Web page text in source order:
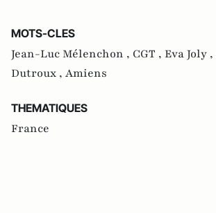
MOTS-CLES
Jean-Luc Mélenchon , CGT , Eva Joly ,
Dutroux , Amiens
THEMATIQUES
France